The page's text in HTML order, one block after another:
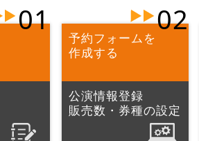
01 02
予約フォームを
作成する
公演情報登録
販売数・券種の設定